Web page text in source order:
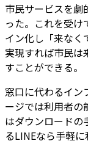
市民サービスを劇
った。これを受け
イン化し「来なく
実現すれば市民は
すことができる。
窓口に代わるイン
ージでは利用者の
はダウンロードの
るLINEなら手軽に